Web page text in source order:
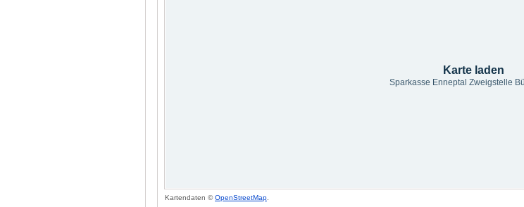
Karte laden
Sparkasse Enneptal Zweigstelle
Kartendaten ©OpenStreetMap